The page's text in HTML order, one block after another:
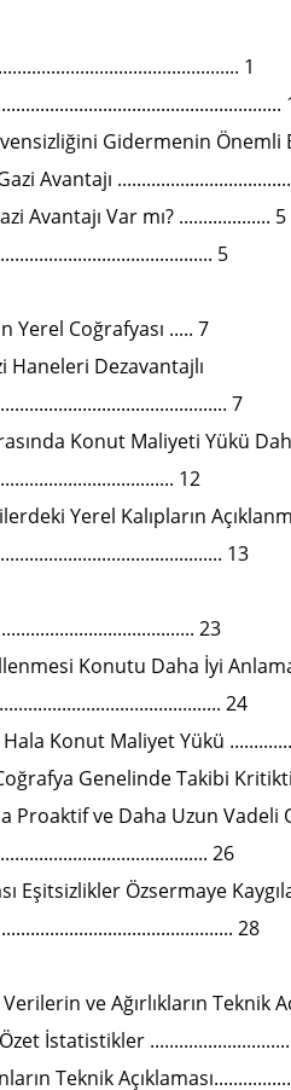
1
Gidermenin Önemli
Avantajı
Avantajı Var mı? ................... 5
5
Coğrafyası ..... 7
Haneleri Dezavantajlı
7
Konut Maliyeti Yükü
12
Yerel Kalıpların
13
23
Konutu Daha İyi
24
Konut Maliyet Yükü
Genelinde Takibi
Proaktif ve Daha Uzun Vadeli
26
Özsermaye
28
ve Ağırlıkların Teknik
İstatistikler
Teknik